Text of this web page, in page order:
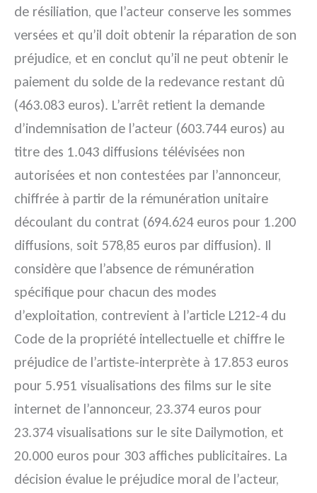
de résiliation, que l’acteur conserve les sommes
versées et qu’il doit obtenir la réparation de son
préjudice, et en conclut qu’il ne peut obtenir le
paiement du solde de la redevance restant dû
(463.083 euros). L’arrêt retient la demande
d’indemnisation de l’acteur (603.744 euros) au
titre des 1.043 diffusions télévisées non
autorisées et non contestées par l’annonceur,
chiffrée à partir de la rémunération unitaire
découlant du contrat (694.624 euros pour 1.200
diffusions, soit 578,85 euros par diffusion). Il
considère que l’absence de rémunération
spécifique pour chacun des modes
d’exploitation, contrevient à l’article L212-4 du
Code de la propriété intellectuelle et chiffre le
préjudice de l’artiste-interprète à 17.853 euros
pour 5.951 visualisations des films sur le site
internet de l’annonceur, 23.374 euros pour
23.374 visualisations sur le site Dailymotion, et
20.000 euros pour 303 affiches publicitaires. La
décision évalue le préjudice moral de l’acteur,